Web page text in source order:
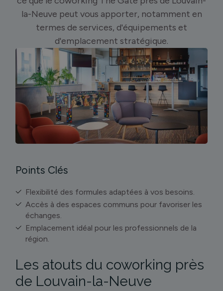
la-Neuve peut vous apporter, notamment en
termes de services, d'équipements et
d'emplacement stratégique.
Points Clés
Flexibilité des formules adaptées à vos besoins.
Accès à des espaces communs pour favoriser les
échanges.
Emplacement idéal pour les professionnels de la
région.
Les atouts du coworking près
de Louvain-la-Neuve